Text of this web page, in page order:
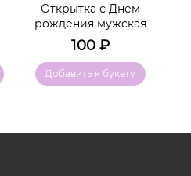
Открытка с Днем
рождения мужская
100₽
Добавить к букету